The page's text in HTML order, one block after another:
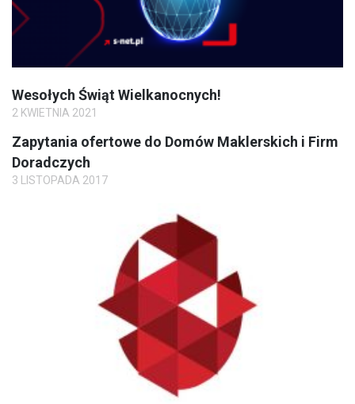
Wesołych Świąt Wielkanocnych!
2 KWIETNIA 2021
Zapytania ofertowe do Domów Maklerskich i Firm
Doradczych
3 LISTOPADA 2017